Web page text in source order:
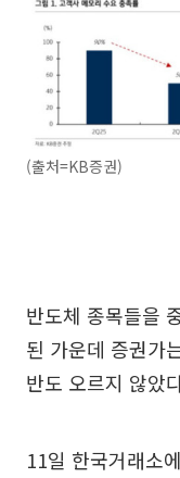
(출처=KB증권)
반도체 종목들을
된 가운데 증권가
반도 오르지 않았
11일 한국거래소